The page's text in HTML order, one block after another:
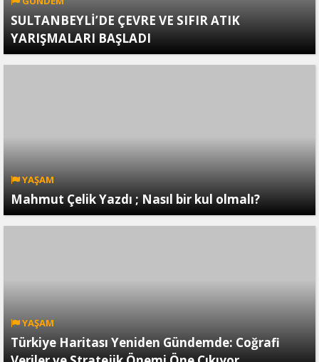
SULTANBEYLİ’DE ÇEVRE VE SIFIR ATIK
YARIŞMALARI BAŞLADI
YAŞAM
Mahmut Çelik Yazdı ; Nasıl bir kul olmalı?
YAŞAM
Türkiye Haritası Yeniden Gündemde: Coğrafi